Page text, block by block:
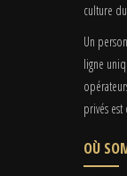
culture
Un
ligne
privés
OÙ